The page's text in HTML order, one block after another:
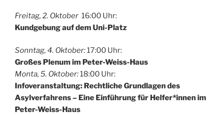
Freitag, 2. Oktober 16:00 Uhr:
Kundgebung auf dem Uni-Platz
Sonntag, 4. Oktober:17:00 Uhr:
Großes Plenum im Peter-Weiss-Haus
Monta, 5. Oktober:18:00 Uhr:
Infoveranstaltung: Rechtliche Grundlagen des
Asylverfahrens – Eine Einführung für Helfer*innen im
Peter-Weiss-Haus